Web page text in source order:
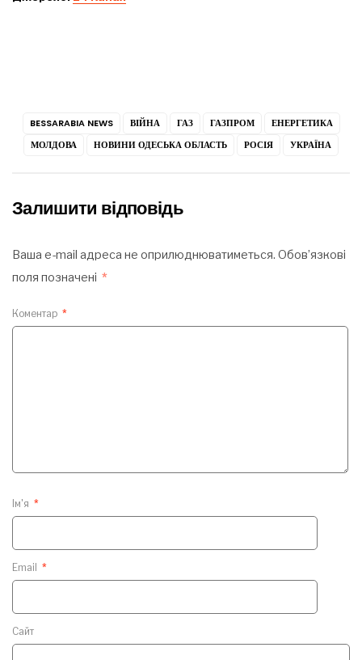
BESSARABIA NEWS ВІЙНА ГАЗ ГАЗПРОМ
ЕНЕРГЕТИКА
МОЛДОВА
НОВИНИ ОДЕСЬКА ОБЛАСТЬ РОСІЯ УКРАЇНА
Залишити відповідь
Ваша e-mail адреса не оприлюднюватиметься. Обов’язкові
поля позначені *
Коментар *
Ім'я *
Email *
Сайт